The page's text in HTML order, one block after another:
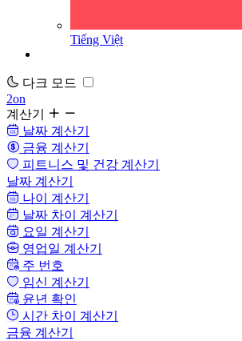
Tiếng Việt
다크 모드
2on
계산기
날짜 계산기
금융 계산기
피트니스 및 건강 계산기
날짜 계산기
나이 계산기
날짜 차이 계산기
요일 계산기
영업일 계산기
주 번호
임신 계산기
윤년 확인
시간 차이 계산기
금융 계산기